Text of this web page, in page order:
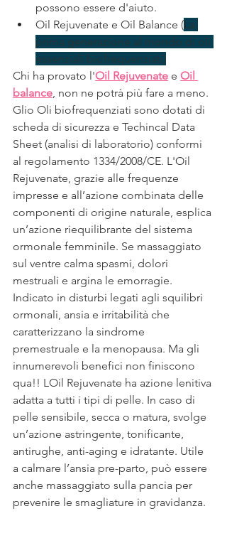
possono essere d'aiuto.
Oil Rejuvenate e Oil Balance (La
prima generazione al mondo di oli
essenziali biofrequenziati)
Chi ha provato l'Oil Rejuvenate e Oil
balance, non ne potrà più fare a meno.
Glio Oli biofrequenziati sono dotati di
scheda di sicurezza e Techincal Data
Sheet (analisi di laboratorio) conformi
al regolamento 1334/2008/CE. L'Oil
Rejuvenate, grazie alle frequenze
impresse e all’azione combinata delle
componenti di origine naturale, esplica
un’azione riequilibrante del sistema
ormonale femminile. Se massaggiato
sul ventre calma spasmi, dolori
mestruali e argina le emorragie.
Indicato in disturbi legati agli squilibri
ormonali, ansia e irritabilità che
caratterizzano la sindrome
premestruale e la menopausa. Ma gli
innumerevoli benefici non finiscono
qua!! LOil Rejuvenate ha azione lenitiva
adatta a tutti i tipi di pelle. In caso di
pelle sensibile, secca o matura, svolge
un’azione astringente, tonificante,
antirughe, anti-aging e idratante. Utile
a calmare l’ansia pre-parto, può essere
anche massaggiato sulla pancia per
prevenire le smagliature in gravidanza.